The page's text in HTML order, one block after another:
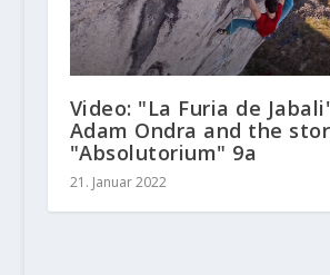
Video: "La Furia de
Adam Ondra and the
"Absolutorium" 9a
21. Januar 2022